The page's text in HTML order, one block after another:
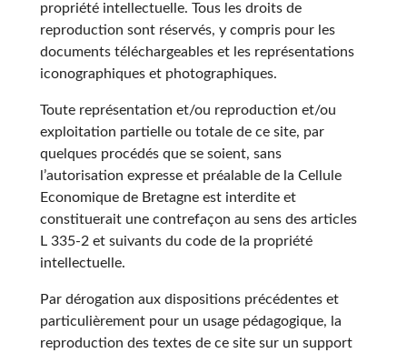
propriété intellectuelle. Tous les droits de
reproduction sont réservés, y compris pour les
documents téléchargeables et les représentations
iconographiques et photographiques.
Toute représentation et/ou reproduction et/ou
exploitation partielle ou totale de ce site, par
quelques procédés que se soient, sans
l’autorisation expresse et préalable de la Cellule
Economique de Bretagne est interdite et
constituerait une contrefaçon au sens des articles
L 335-2 et suivants du code de la propriété
intellectuelle.
Par dérogation aux dispositions précédentes et
particulièrement pour un usage pédagogique, la
reproduction des textes de ce site sur un support